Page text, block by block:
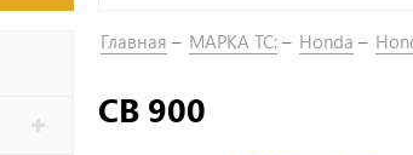
Главная МАРКА ТС: Honda
CB 900